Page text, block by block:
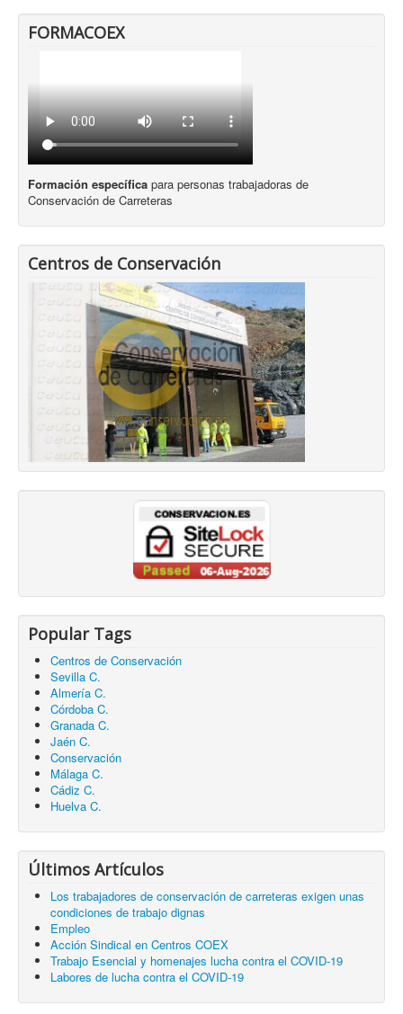
FORMACOEX
Formación específica para personas trabajadoras de
Conservación de Carreteras
Centros de Conservación
Popular Tags
Centros de Conservación
Sevilla C.
Almería C.
Córdoba C.
Granada C.
Jaén C.
Conservación
Málaga C.
Cádiz C.
Huelva C.
Últimos Artículos
Los trabajadores de conservación de carreteras exigen unas
condiciones de trabajo dignas
Empleo
Acción Sindical en Centros COEX
Trabajo Esencial y homenajes lucha contra el COVID-19
Labores de lucha contra el COVID-19